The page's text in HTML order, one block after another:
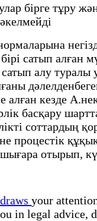
бірге тұру
сатып
сатып алу
алған кезде
басқару
соттардың
процестік
отырып,
your
in legal